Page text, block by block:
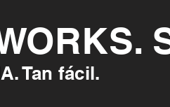
Tan fácil.